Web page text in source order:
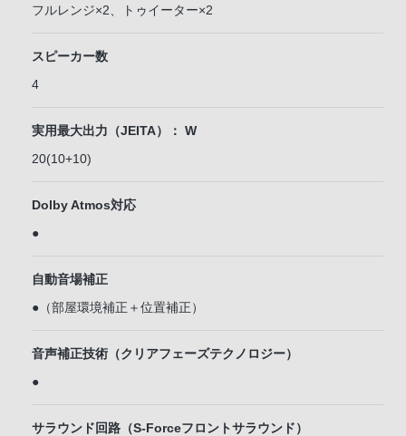
フルレンジ×2、トゥイーター×2
スピーカー数
4
実用最大出力（JEITA）： W
20(10+10)
Dolby Atmos対応
●
自動音場補正
●（部屋環境補正＋位置補正）
音声補正技術（クリアフェーズテクノロジー）
●
サラウンド回路（S-Forceフロントサラウンド）